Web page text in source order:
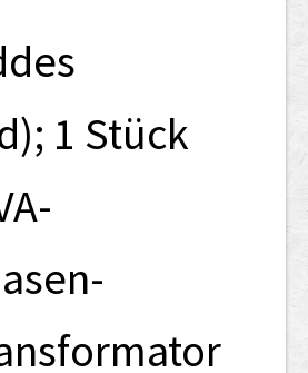
UID-Register
Marken-Register
Links1 Stück